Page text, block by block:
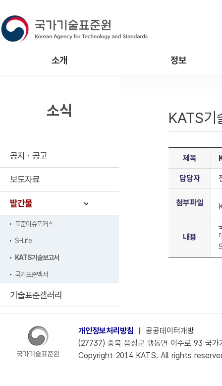
소개 정보
KATS기
제목
담당자
첨부파일
내용
소식
공지ㆍ공고
보도자료
발간물
표준이슈포커스
S-Life
KATS기술보고서
국가표준백서
기술표준갤러리
개인정보처리방침 ㅣ 공공데이터개방
(27737) 충북 음성군 맹동면 이수로 93 국
Copyright 2014 KATS. All rights